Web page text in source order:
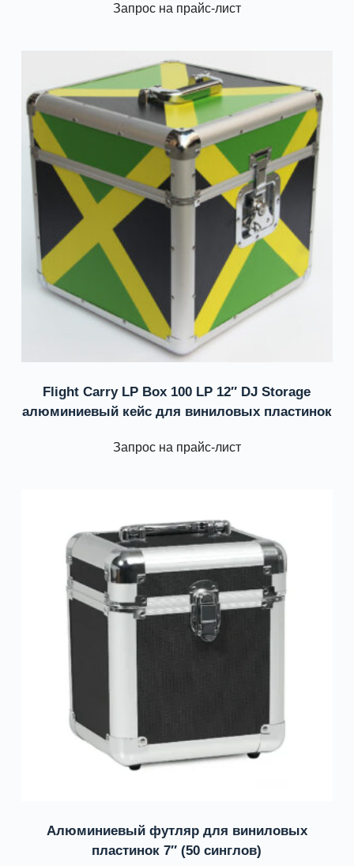
Запрос на прайс-лист
Flight Carry LP Box 100 LP 12″ DJ Storage
алюминиевый кейс для виниловых пластинок
Запрос на прайс-лист
Алюминиевый футляр для виниловых
пластинок 7″ (50 синглов)